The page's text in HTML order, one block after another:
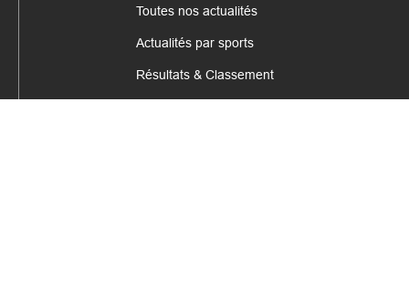
Toutes nos actualités
Actualités par sports
Résultats & Classement